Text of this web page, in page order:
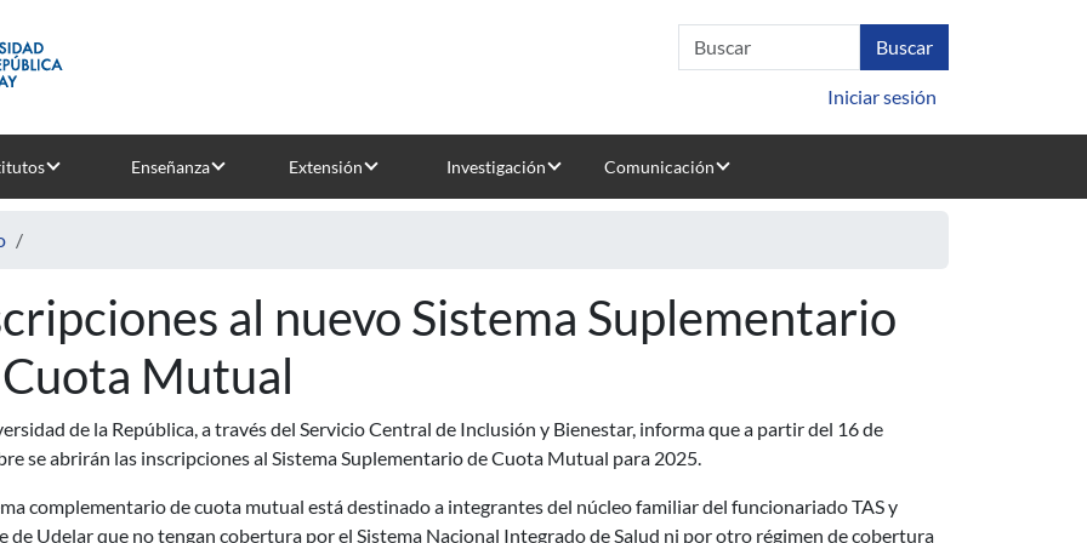
Iniciar sesión
Enseñanza Extensión Investigación Comunicación
al nuevo Sistema Suplementario
Mutual
de la República, a través del Servicio Central de Inclusión y Bienestar, informa que a partir del 16 de
se abrirán las inscripciones al Sistema Suplementario de Cuota Mutual para 2025.
complementario de cuota mutual está destinado a integrantes del núcleo familiar del funcionariado TAS y
de Udelar que no tengan cobertura por el Sistema Nacional Integrado de Salud ni por otro régimen de cobertura